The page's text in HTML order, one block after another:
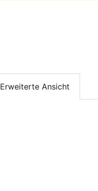
Erweiterte Ansicht